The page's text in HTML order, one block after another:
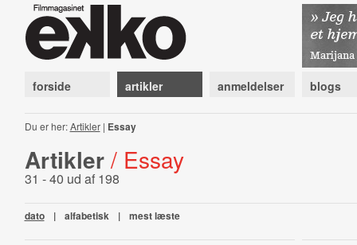
forside artikler anmeldelser blogs
Du er her:Artikler| Essay
Artikler / Essay
31 - 40 ud af 198
dato | alfabetisk | mest læste